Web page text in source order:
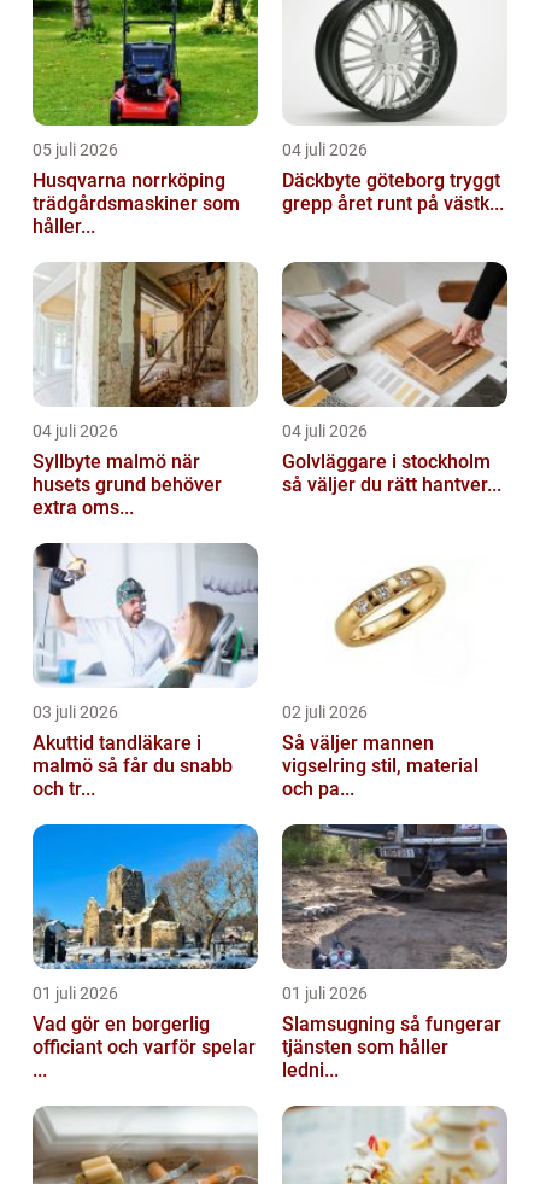
05 juli 2026
Husqvarna norrköping
trädgårdsmaskiner som
håller...
04 juli 2026
Däckbyte göteborg tryggt
grepp året runt på västk...
04 juli 2026
Syllbyte malmö när
husets grund behöver
extra oms...
04 juli 2026
Golvläggare i stockholm
så väljer du rätt hantver...
03 juli 2026
Akuttid tandläkare i
malmö så får du snabb
och tr...
02 juli 2026
Så väljer mannen
vigselring stil, material
och pa...
01 juli 2026
Vad gör en borgerlig
officiant och varför spelar
...
01 juli 2026
Slamsugning så fungerar
tjänsten som håller
ledni...